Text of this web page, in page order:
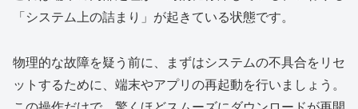
「システム上の詰まり」が起きている状態です。
物理的な故障を疑う前に、まずはシステムの不具合をリセ
ットするために、端末やアプリの再起動を行いましょう。